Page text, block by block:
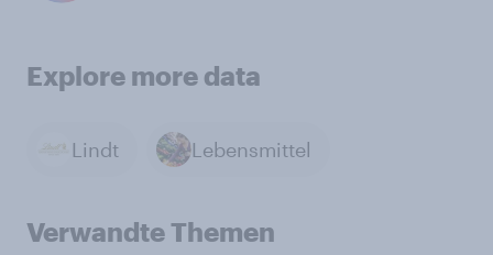
Explore more data
Lindt Lebensmittel
Verwandte Themen